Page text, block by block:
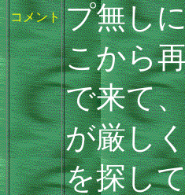
コメント プ無し
こから
で来て
が厳し
を探し